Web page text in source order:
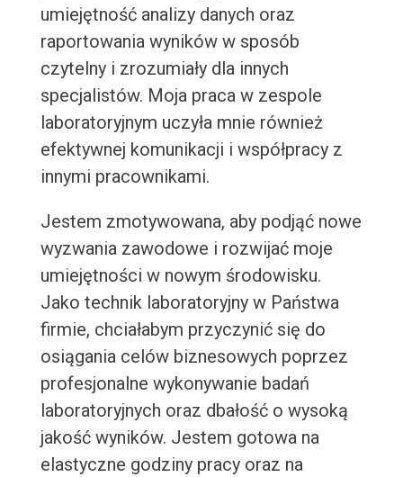
umiejętność analizy danych oraz
raportowania wyników w sposób
czytelny i zrozumiały dla innych
specjalistów. Moja praca w zespole
laboratoryjnym uczyła mnie również
efektywnej komunikacji i współpracy z
innymi pracownikami.
Jestem zmotywowana, aby podjąć nowe
wyzwania zawodowe i rozwijać moje
umiejętności w nowym środowisku.
Jako technik laboratoryjny w Państwa
firmie, chciałabym przyczynić się do
osiągania celów biznesowych poprzez
profesjonalne wykonywanie badań
laboratoryjnych oraz dbałość o wysoką
jakość wyników. Jestem gotowa na
elastyczne godziny pracy oraz na